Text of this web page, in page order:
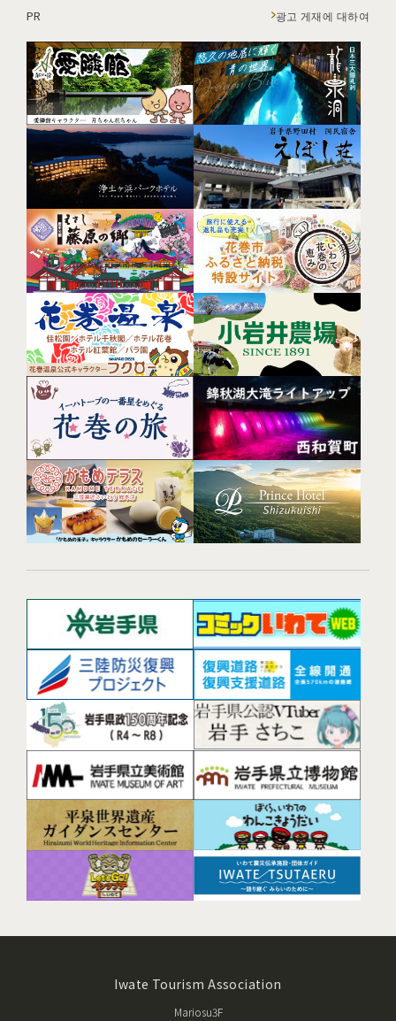
PR 광고 게재에 대하여
Iwate Tourism Association
Mariosu3F